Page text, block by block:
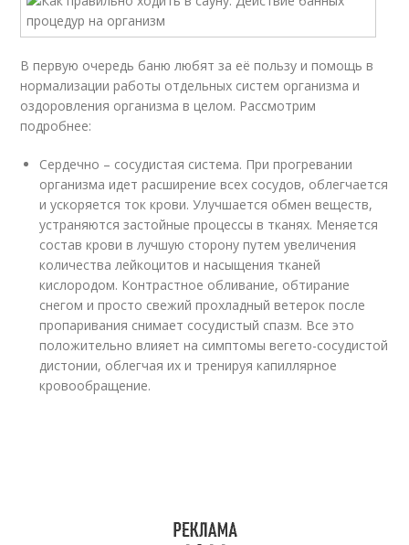
В первую очередь баню любят за её пользу и помощь в
нормализации работы отдельных систем организма и
оздоровления организма в целом. Рассмотрим
подробнее:
Сердечно – сосудистая система. При прогревании
организма идет расширение всех сосудов, облегчается
и ускоряется ток крови. Улучшается обмен веществ,
устраняются застойные процессы в тканях. Меняется
состав крови в лучшую сторону путем увеличения
количества лейкоцитов и насыщения тканей
кислородом. Контрастное обливание, обтирание
снегом и просто свежий прохладный ветерок после
пропаривания снимает сосудистый спазм. Все это
положительно влияет на симптомы вегето-сосудистой
дистонии, облегчая их и тренируя капиллярное
кровообращение.